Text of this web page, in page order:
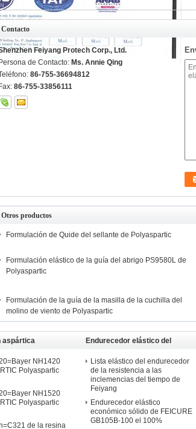
Contacto
Feiyang Protech Corp., Ltd.
Persona de Contacto: Ms. Annie Qing
86-755-36694812
Fax: 86-755-33856111
Otros productos
Formulación de Quide del sellante de Polyaspartic
Formulación elástico de la guía del abrigo PS9580L de
Polyaspartic
Formulación de la guía de la masilla de la cuchilla del
molino de viento de Polyaspartic
aspártica
NH1420
Polyaspartic
NH1520
Polyaspartic
de la resina
Endurecedor elástico del
isocianato
Lista elástico del endurecedor
de la resistencia a las
inclemencias del tiempo de
Feiyang
Endurecedor elástico
económico sólido de FEICURE
GB105B-100 el 100%